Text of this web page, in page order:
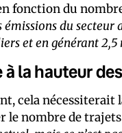
en fonction du
émissions du secteur
et en générant
à la hauteur
cela nécessiterait
le nombre de